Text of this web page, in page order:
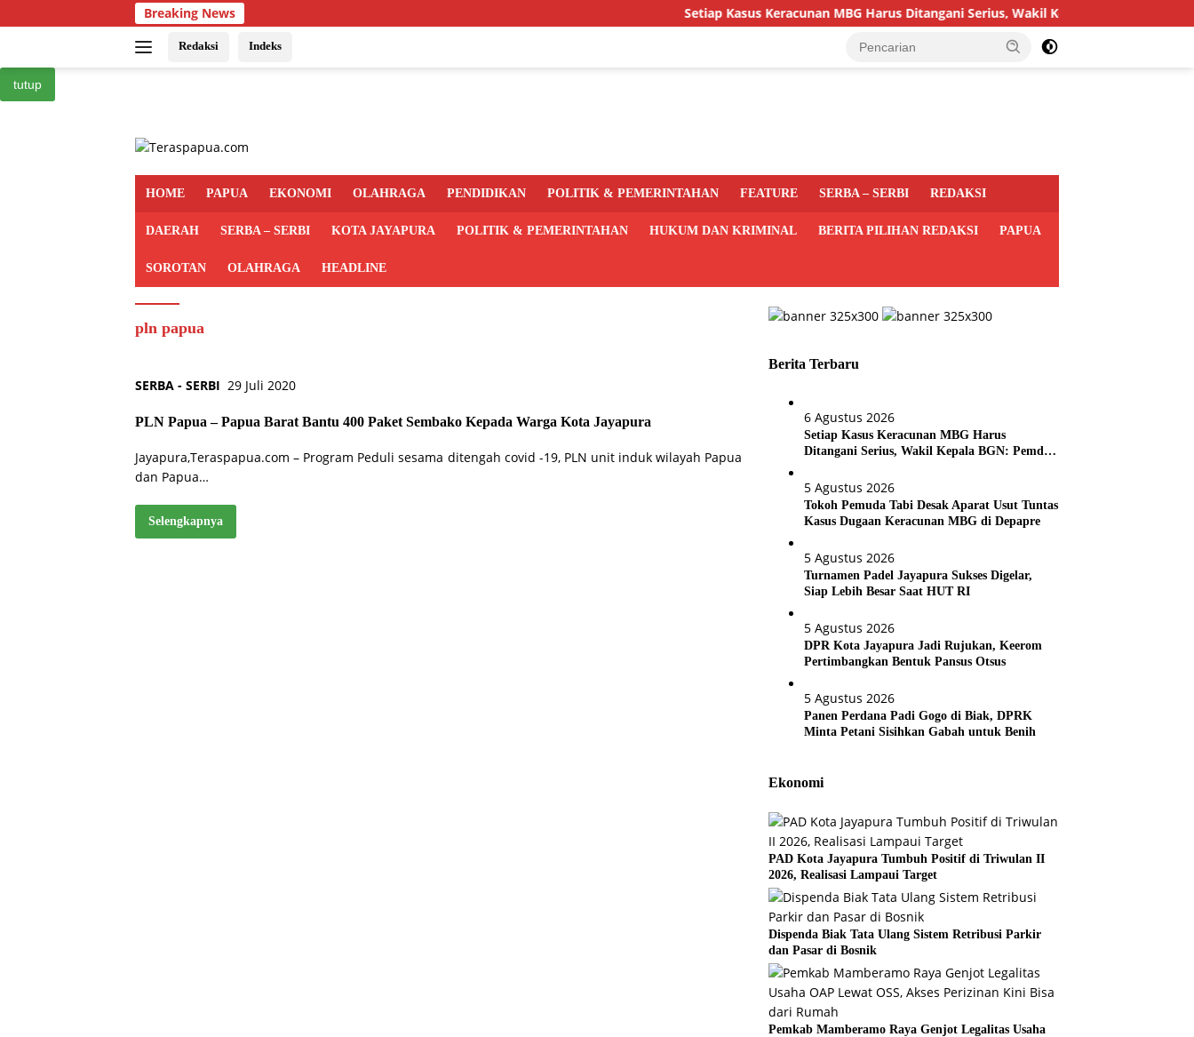
ke
Breaking News Setiap Kasus Keracunan MBG Harus Ditangani Serius, Wakil Kepala BGN: Pemda Akan
Redaksi Indeks
tutup
HOME PAPUA EKONOMI OLAHRAGA PENDIDIKAN POLITIK & PEMERINTAHAN FEATURE SERBA – SERBI REDAKSI
DAERAH SERBA – SERBI KOTA JAYAPURA POLITIK & PEMERINTAHAN HUKUM DAN KRIMINAL BERITA PILIHAN REDAKSI PAPUA
SOROTAN OLAHRAGA HEADLINE
pln papua
SERBA - SERBI 29 Juli 2020
PLN Papua – Papua Barat Bantu 400 Paket Sembako Kepada Warga Kota Jayapura
Jayapura,Teraspapua.com – Program Peduli sesama ditengah covid -19, PLN unit induk wilayah Papua
dan Papua…
Selengkapnya
Berita Terbaru
6 Agustus 2026
Setiap Kasus Keracunan MBG Harus
Ditangani Serius, Wakil Kepala BGN: Pemda
5 Agustus 2026
Tokoh Pemuda Tabi Desak Aparat Usut Tuntas
Kasus Dugaan Keracunan MBG di Depapre
5 Agustus 2026
Turnamen Padel Jayapura Sukses Digelar,
Siap Lebih Besar Saat HUT RI
5 Agustus 2026
DPR Kota Jayapura Jadi Rujukan, Keerom
Pertimbangkan Bentuk Pansus Otsus
5 Agustus 2026
Panen Perdana Padi Gogo di Biak, DPRK
Minta Petani Sisihkan Gabah untuk Benih
Ekonomi
PAD Kota Jayapura Tumbuh Positif di Triwulan II
2026, Realisasi Lampaui Target
Dispenda Biak Tata Ulang Sistem Retribusi Parkir
dan Pasar di Bosnik
Pemkab Mamberamo Raya Genjot Legalitas Usaha